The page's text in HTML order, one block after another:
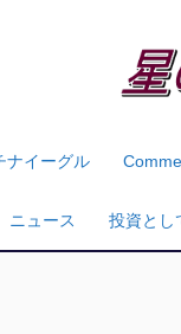
ナイーグル
ニュース 投資とし